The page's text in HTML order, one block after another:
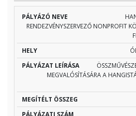
RENDEZVÉNYSZERVEZŐ NONPROFIT
MEGVALÓSÍTÁSÁRA A